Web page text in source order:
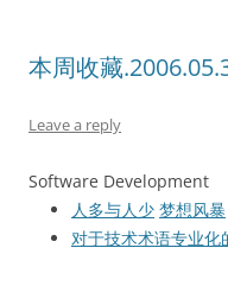
本周收藏
Leave a reply
Software Development
人多与人少 梦想风暴
对于技术术语专业化